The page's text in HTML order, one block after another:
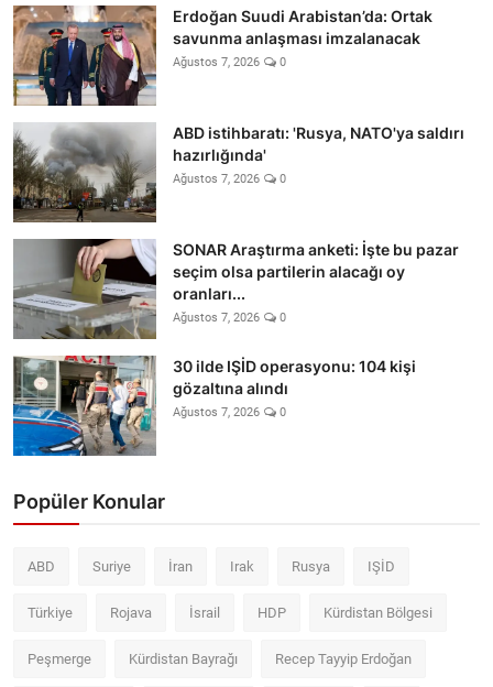
Erdoğan Suudi Arabistan’da: Ortak
savunma anlaşması imzalanacak
Ağustos 7, 2026 0
ABD istihbaratı: 'Rusya, NATO'ya saldırı
hazırlığında'
Ağustos 7, 2026 0
SONAR Araştırma anketi: İşte bu pazar
seçim olsa partilerin alacağı oy
oranları...
Ağustos 7, 2026 0
30 ilde IŞİD operasyonu: 104 kişi
gözaltına alındı
Ağustos 7, 2026 0
Popüler Konular
ABD Suriye İran Irak Rusya IŞİD
Türkiye Rojava İsrail HDP Kürdistan Bölgesi
Peşmerge Kürdistan Bayrağı Recep Tayyip Erdoğan